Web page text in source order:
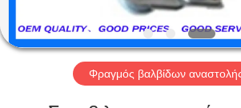
ΣΧΕΤΙΚΆ
ΜΕ
Φραγμός βαλβίδων